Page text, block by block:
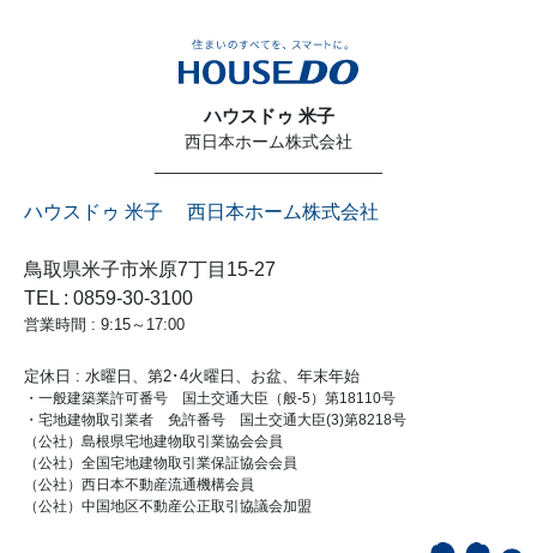
ハウスドゥ 米子
西日本ホーム株式会社
ハウスドゥ 米子 西日本ホーム株式会社
鳥取県米子市米原7丁目15-27
TEL : 0859-30-3100
営業時間 : 9:15～17:00
定休日 : 水曜日、第2･4火曜日、お盆、年末年始
・一般建築業許可番号 国土交通大臣（般-5）第18110号
・宅地建物取引業者 免許番号 国土交通大臣(3)第8218号
（公社）島根県宅地建物取引業協会会員
（公社）全国宅地建物取引業保証協会会員
（公社）西日本不動産流通機構会員
（公社）中国地区不動産公正取引協議会加盟